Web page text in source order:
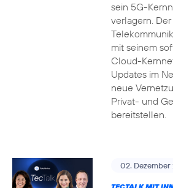
sein 5G-
verlagern. Der
mit seinem
Cloud-
Updates im
neue
Privat- und
bereitstellen.
02. Dezember